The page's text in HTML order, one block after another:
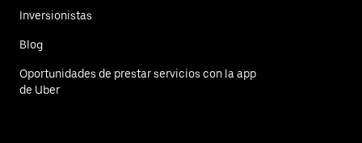
Inversionistas
Blog
Oportunidades de prestar servicios con la app
de Uber